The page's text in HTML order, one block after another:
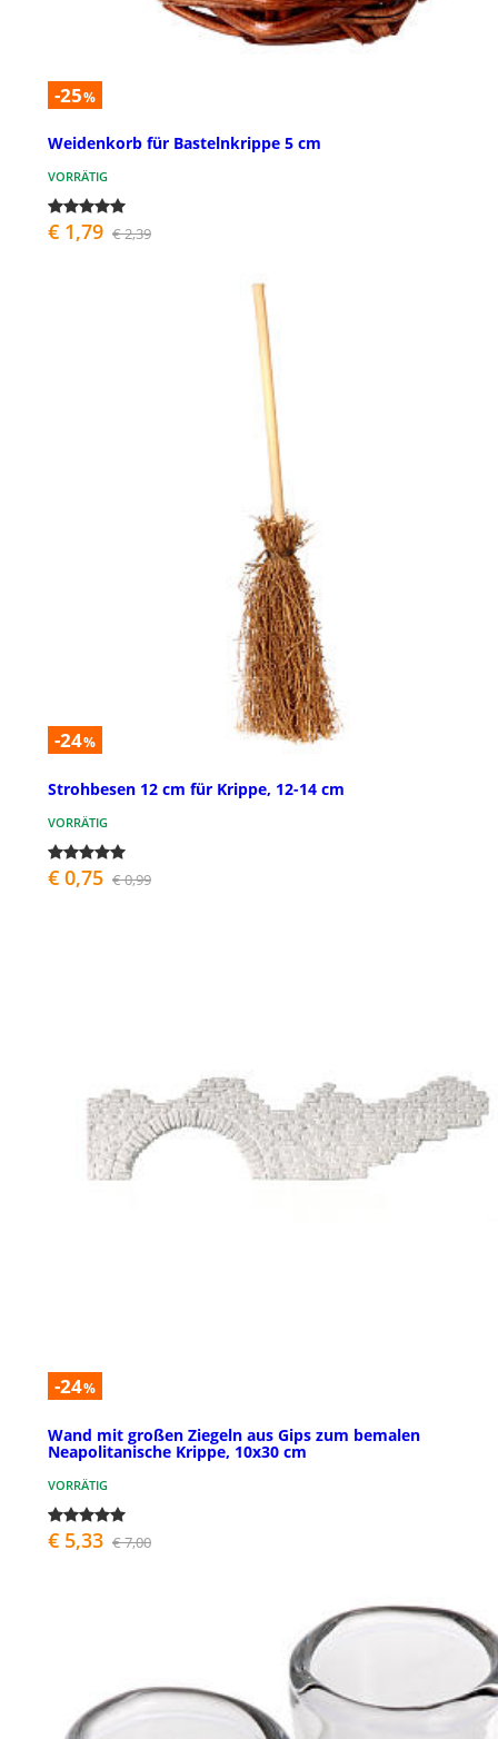
-25%
Weidenkorb für Bastelnkrippe 5 cm
VORRÄTIG
€ 1,79 € 2,39
-24%
Strohbesen 12 cm für Krippe, 12-14 cm
VORRÄTIG
€ 0,75 € 0,99
-24%
Wand mit großen Ziegeln aus Gips zum bemalen
Neapolitanische Krippe, 10x30 cm
VORRÄTIG
€ 5,33 € 7,00